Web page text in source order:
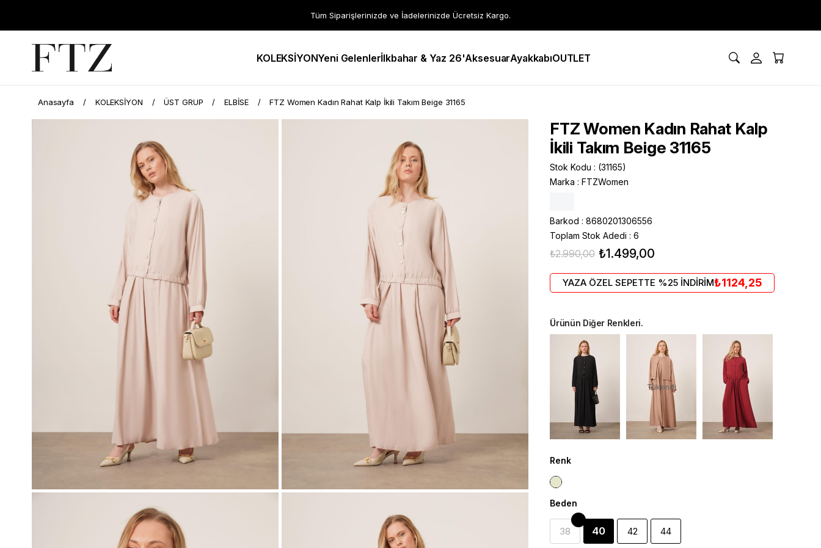
Tüm Siparişlerinizde ve İadelerinizde Ücretsiz Kargo.
KOLEKSİYONYeni Gelenlerİlkbahar & Yaz 26'AksesuarAyakkabıOUTLET
Anasayfa KOLEKSİYON ÜST GRUP ELBİSE FTZ Women Kadın Rahat Kalp İkili Takım Beige 31165
FTZ Women Kadın Rahat Kalp
İkili Takım Beige 31165
Stok Kodu
(31165)
Marka : FTZWomen
Barkod : 8680201306556
Toplam Stok Adedi : 6
₺2.990,00 ₺1.499,00
YAZA ÖZEL SEPETTE %25 İNDİRİM₺1124,25
Ürünün Diğer Renkleri.
Tükendi
Renk
Beden
38 40 42 44